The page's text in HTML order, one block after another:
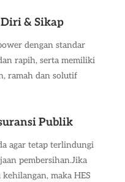
& Sikap
dengan standar
rapih, serta memiliki
ramah dan solutif
Publik
agar tetap terlindungi
pembersihan.Jika
maka HES